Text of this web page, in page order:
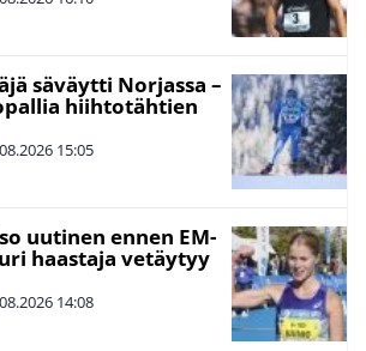
säväytti Norjassa –
hiihtotähtien
15:05
uutinen ennen EM-
haastaja vetäytyy
14:08